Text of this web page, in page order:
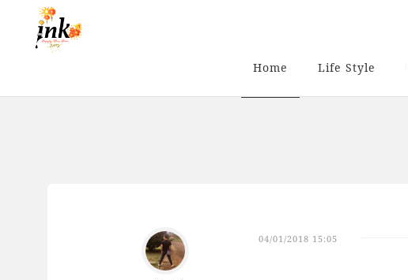
Home Life Style
04/01/2018 15:05